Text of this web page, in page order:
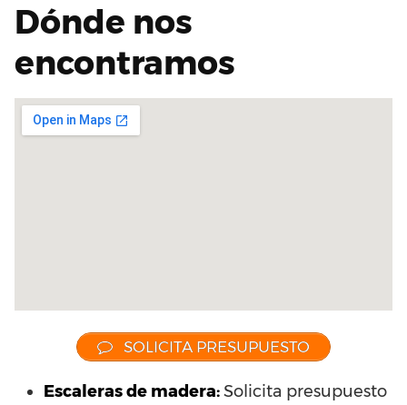
Dónde nos
encontramos
SOLICITA PRESUPUESTO
Escaleras de madera:Solicita presupuesto